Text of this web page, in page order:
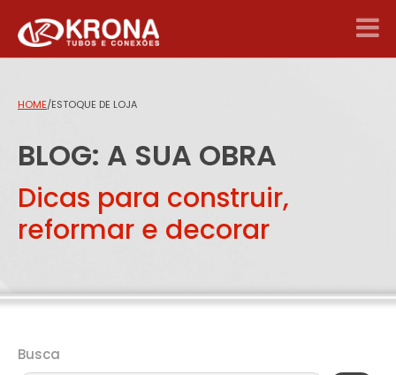
HOME/ESTOQUE DE LOJA
BLOG: A SUA OBRA
Dicas para construir,
reformar e decorar
Busca